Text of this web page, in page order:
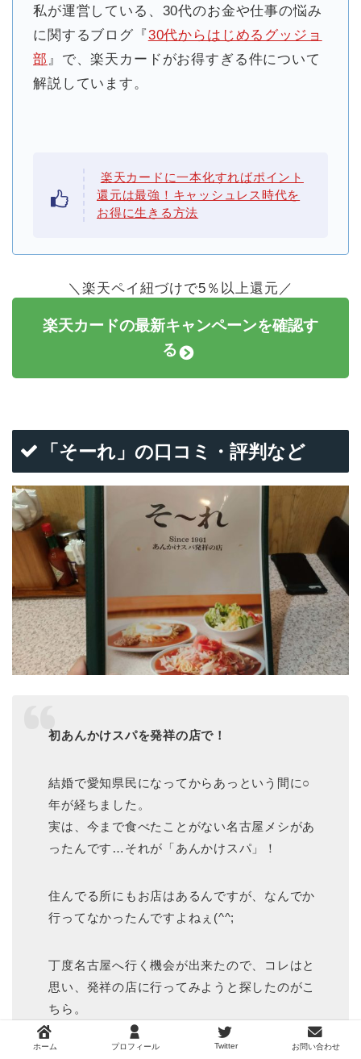
私が運営している、30代のお金や仕事の悩み
に関するブログ『30代からはじめるグッジョ
部 』で、楽天カードがお得すぎる件について
解説しています。
楽天カードに一本化すればポイント
還元は最強！キャッシュレス時代を
お得に生きる方法
＼楽天ペイ紐づけで5％以上還元／
楽天カードの最新キャンペーンを確認す
る
「そーれ」の口コミ・評判など
初あんかけスパを発祥の店で！
結婚で愛知県民になってからあっという間に○
年が経ちました。
実は、今まで食べたことがない名古屋メシがあ
ったんです…それが「あんかけスパ」！
住んでる所にもお店はあるんですが、なんでか
行ってなかったんですよねぇ(^^;
丁度名古屋へ行く機会が出来たので、コレはと
思い、発祥の店に行ってみようと探したのがこ
ちら。
場所を見たら、全然行った事がない方向でした
（笑）
ホーム プロフィール Twitter お問い合わせ